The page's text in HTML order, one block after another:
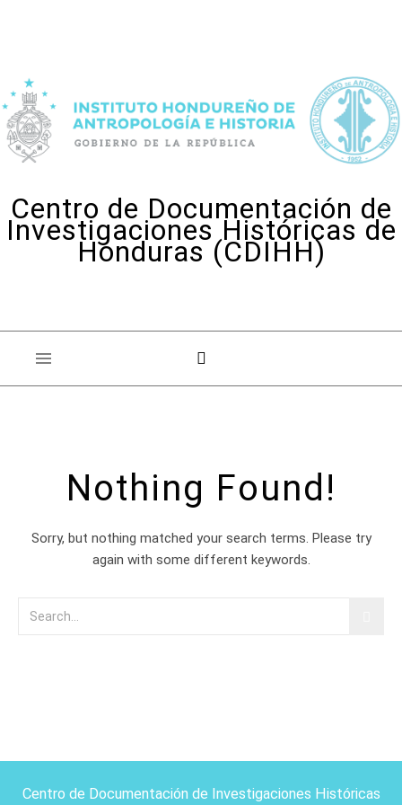
Centro de Documentación de
Investigaciones Históricas de
Honduras (CDIHH)
Nothing Found!
Sorry, but nothing matched your search terms. Please try
again with some different keywords.
Centro de Documentación de Investigaciones Históricas